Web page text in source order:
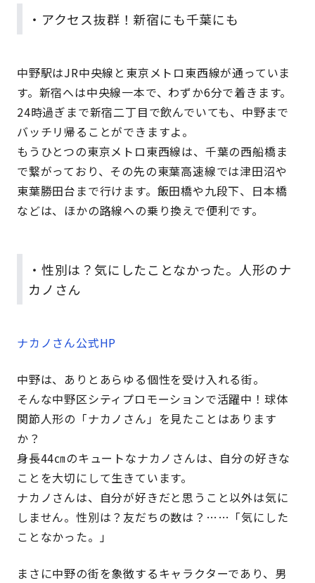
・アクセス抜群！新宿にも千葉にも
中野駅はJR中央線と東京メトロ東西線が通っていま
す。新宿へは中央線一本で、わずか6分で着きます。
24時過ぎまで新宿二丁目で飲んでいても、中野まで
バッチリ帰ることができますよ。
もうひとつの東京メトロ東西線は、千葉の西船橋ま
で繋がっており、その先の東葉高速線では津田沼や
東葉勝田台まで行けます。飯田橋や九段下、日本橋
などは、ほかの路線への乗り換えで便利です。
・性別は？気にしたことなかった。人形のナ
カノさん
ナカノさん公式HP
中野は、ありとあらゆる個性を受け入れる街。
そんな中野区シティプロモーションで活躍中！球体
関節人形の「ナカノさん」を見たことはあります
か？
身長44㎝のキュートなナカノさんは、自分の好きな
ことを大切にして生きています。
ナカノさんは、自分が好きだと思うこと以外は気に
しません。性別は？友だちの数は？……「気にした
ことなかった。」
まさに中野の街を象徴するキャラクターであり、男